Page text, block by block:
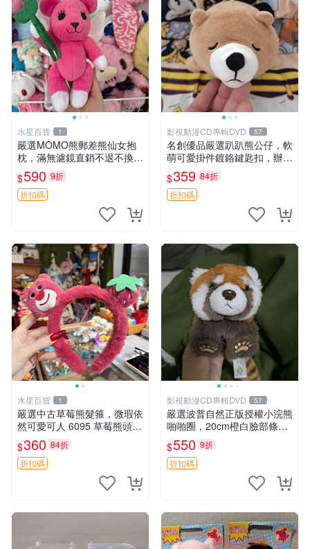
水星百貨 1
嚴選MOMO熊郵差熊仙女抱
枕，滿無濾鏡直銷不退不換
經典造型可愛必備 紅薯啵啵
間抱枕 抱枕 時尚
$590 9折
折扣碼
影視動漫CD專輯DVD 57
名創優品嚴選趴趴熊公仔，軟
萌可愛掛件鍍鉻鍵匙扣，辦公
放松好選擇 趴趴熊 鍍鉻鍵匙
扣 萬用掛件
$359 84折
折扣碼
水星百貨 1
嚴選中古草莓熊髮箍，微瑕依
然可愛可人 6095 草莓熊頭飾
中古髮圈 熊寶 寶寶 娃娃熊髮
箍 中古收藏 玩具髮夾
$360 84折
折扣碼
影視動漫CD專輯DVD 57
嚴選波普自然正版授權小浣熊
啪啪圈，20cm橙白臉部條紋
清晰，毛絨超萌贈品推薦。
小浣熊 波普 圈環
$550 9折
折扣碼